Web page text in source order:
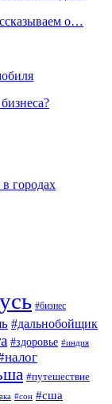
о…
городах
#бизнес
#дальнобойщик
#здоровье #индия
#путешествие
#сон #сша